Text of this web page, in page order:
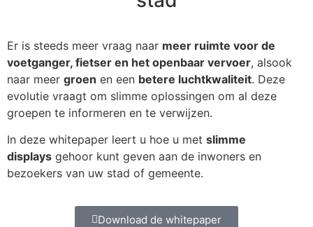
Er is steeds meer vraag naar meer ruimte voor de
voetganger, fietser en het openbaar vervoer, alsook
naar meer groen en een betere luchtkwaliteit. Deze
evolutie vraagt om slimme oplossingen om al deze
groepen te informeren en te verwijzen.
In deze whitepaper leert u hoe u met slimme
displays gehoor kunt geven aan de inwoners en
bezoekers van uw stad of gemeente.
Download de whitepaper